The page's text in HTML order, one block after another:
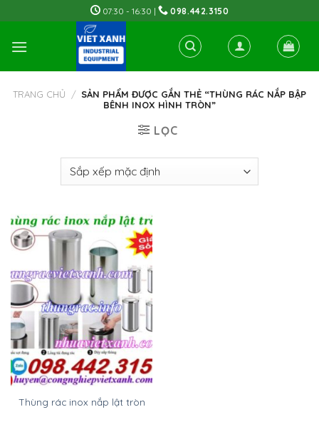
to
content
07:30 - 16:30 | 098.442.3150
TRANG CHỦ / SẢN PHẨM ĐƯỢC GẮN THẺ “THÙNG RÁC NẮP BẬP
BÊNH INOX HÌNH TRÒN”
LỌC
Thùng rác inox nắp lật tròn